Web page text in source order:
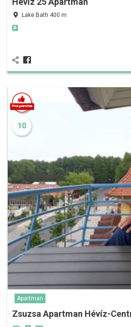
Lake Bath 400 m
10
Apartman
Zsuzsa Apartman Hévíz-